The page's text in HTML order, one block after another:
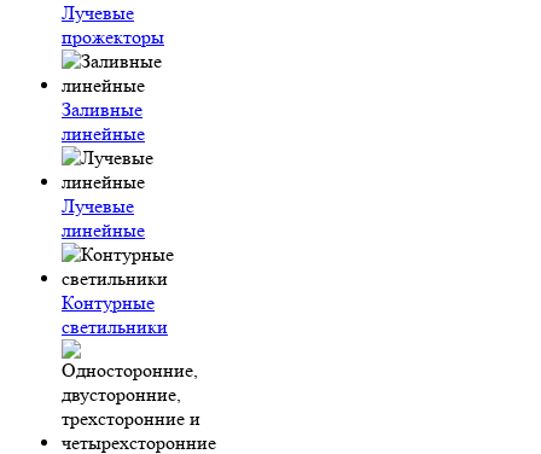
Лучевые
прожекторы
Заливные
линейные
Лучевые
линейные
Контурные
светильники